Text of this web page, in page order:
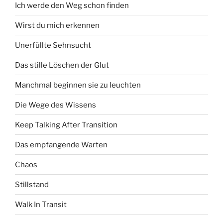
Ich werde den Weg schon finden
Wirst du mich erkennen
Unerfüllte Sehnsucht
Das stille Löschen der Glut
Manchmal beginnen sie zu leuchten
Die Wege des Wissens
Keep Talking After Transition
Das empfangende Warten
Chaos
Stillstand
Walk In Transit